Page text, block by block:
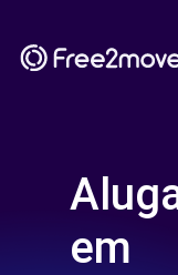
em